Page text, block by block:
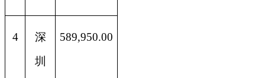
4
深
圳
589,950.00